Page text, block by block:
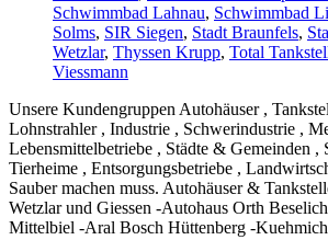
Schwimmbad Lahnau, Schwimmbad
Solms, SIR Siegen, Stadt Braunfels,
Wetzlar, Thyssen Krupp, Total
Viessmann
Unsere Kundengruppen Autohäuser ,
Lohnstrahler , Industrie , Schwerindustrie ,
Lebensmittelbetriebe , Städte & Gemeinden ,
Tierheime , Entsorgungsbetriebe ,
Sauber machen muss. Autohäuser &
Wetzlar und Giessen -Autohaus Orth
Mittelbiel -Aral Bosch Hüttenberg -